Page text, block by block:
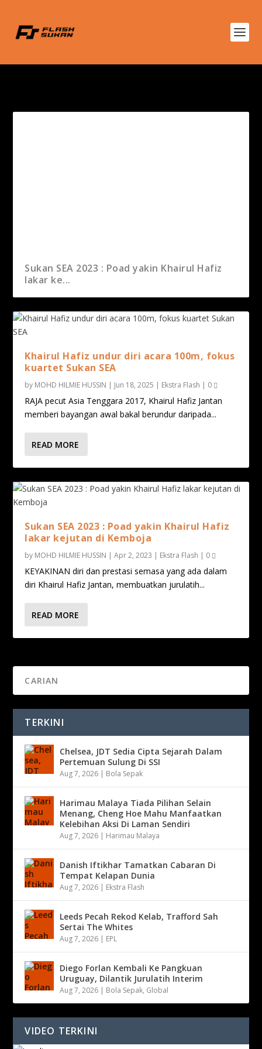
Khairul Hafiz undur diri acara 100m, fokus
kuartet...
Sukan SEA 2023 : Poad yakin Khairul Hafiz
lakar ke...
Khairul Hafiz undur diri acara 100m, fokus
kuartet Sukan SEA
by MOHD HILMIE HUSSIN | Jun 18, 2025 | Ekstra Flash | 0
RAJA pecut Asia Tenggara 2017, Khairul Hafiz Jantan
memberi bayangan awal bakal berundur daripada...
READ MORE
Sukan SEA 2023 : Poad yakin Khairul Hafiz
lakar kejutan di Kemboja
by MOHD HILMIE HUSSIN |Apr 2, 2023 | Ekstra Flash | 0
KEYAKINAN diri dan prestasi semasa yang ada dalam
diri Khairul Hafiz Jantan, membuatkan jurulatih...
READ MORE
TERKINI
Chelsea, JDT Sedia Cipta Sejarah Dalam
Pertemuan Sulung Di SSI
Aug 7, 2026 | Bola Sepak
Harimau Malaya Tiada Pilihan Selain
Menang, Cheng Hoe Mahu Manfaatkan
Kelebihan Aksi Di Laman Sendiri
Aug 7, 2026 | Harimau Malaya
Danish Iftikhar Tamatkan Cabaran Di
Tempat Kelapan Dunia
Aug 7, 2026 | Ekstra Flash
Leeds Pecah Rekod Kelab, Trafford Sah
Sertai The Whites
Aug 7, 2026 | EPL
Diego Forlan Kembali Ke Pangkuan
Uruguay, Dilantik Jurulatih Interim
Aug 7, 2026 | Bola Sepak, Global
VIDEO TERKINI